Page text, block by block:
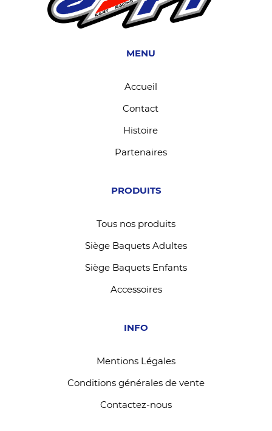
MENU
Accueil
Contact
Histoire
Partenaires
PRODUITS
Tous nos produits
Siège Baquets Adultes
Siège Baquets Enfants
Accessoires
INFO
Mentions Légales
Conditions générales de vente
Contactez-nous